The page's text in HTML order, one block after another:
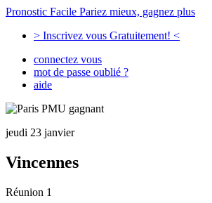
Pronostic Facile Pariez mieux, gagnez plus
> Inscrivez vous Gratuitement! <
connectez vous
mot de passe oublié ?
aide
jeudi 23 janvier
Vincennes
Réunion 1